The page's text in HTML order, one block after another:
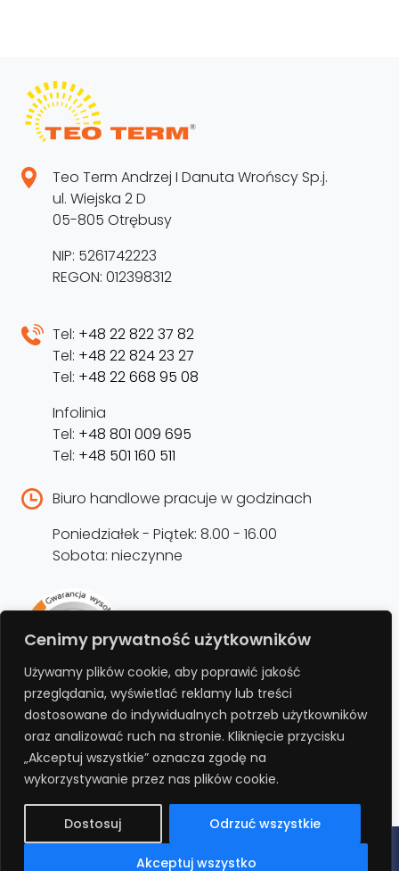
Cenimy prywatność użytkowników
Używamy plików cookie, aby poprawić jakość
przeglądania, wyświetlać reklamy lub treści
dostosowane do indywidualnych potrzeb użytkowników
oraz analizować ruch na stronie. Kliknięcie przycisku
„Akceptuj wszystkie” oznacza zgodę na
wykorzystywanie przez nas plików cookie.
Dostosuj Odrzuć wszystkie
Akceptuj wszystko
Teo Term Andrzej I Danuta Wrońscy Sp.j.
ul. Wiejska 2 D
05-805 Otrębusy
NIP: 5261742223
REGON: 012398312
Tel: +48 22 822 37 82
Tel: +48 22 824 23 27
Tel: +48 22 668 95 08
Infolinia
Tel: +48 801 009 695
Tel: +48 501 160 511
Biuro handlowe pracuje w godzinach
Poniedziałek - Piątek: 8.00 - 16.00
Sobota: nieczynne
przedłużenie gwarancji
Bezpłatnie przedłuż gwarancję o kolejne 12
miesięcy rejestrując produkt na stronie.
REJESTRUJ
Polityka prywatności Regulamin RODO